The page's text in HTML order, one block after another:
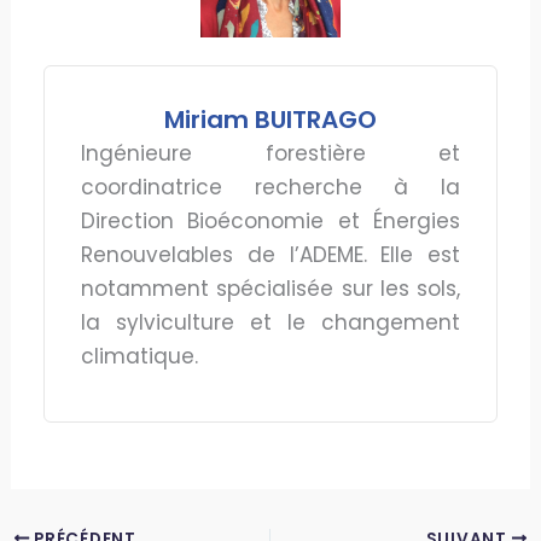
Miriam BUITRAGO
Ingénieure forestière et
coordinatrice recherche à la
Direction Bioéconomie et Énergies
Renouvelables de l’ADEME. Elle est
notamment spécialisée sur les sols,
la sylviculture et le changement
climatique.